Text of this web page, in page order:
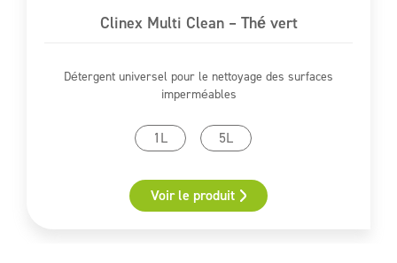
Clinex Multi Clean – Thé vert
Détergent universel pour le nettoyage des surfaces
imperméables
1L 5L
Voir le produit